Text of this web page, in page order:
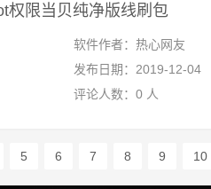
权限当贝纯净版线刷包
软件作者：热心网友
发布日期：2019-12-04
评论人数：0 人
5 6 7 8 9 10